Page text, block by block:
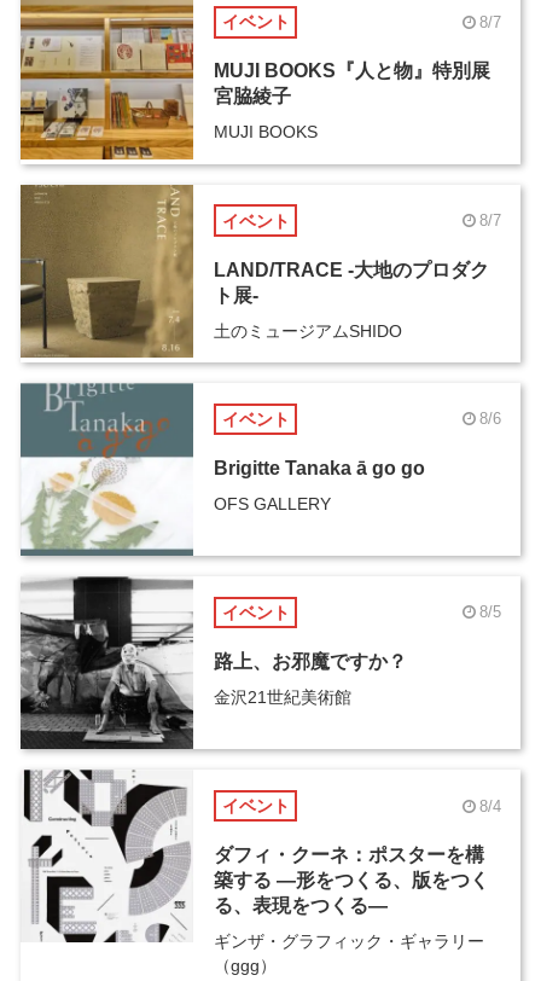
イベント 8/7
MUJI BOOKS『人と物』特別展
宮脇綾子
MUJI BOOKS
イベント 8/7
LAND/TRACE -大地のプロダク
ト展-
土のミュージアムSHIDO
イベント 8/6
Brigitte Tanaka ā go go
OFS GALLERY
イベント 8/5
路上、お邪魔ですか？
金沢21世紀美術館
イベント 8/4
ダフィ・クーネ：ポスターを構
築する ―形をつくる、版をつく
る、表現をつくる―
ギンザ・グラフィック・ギャラリー
（ggg）